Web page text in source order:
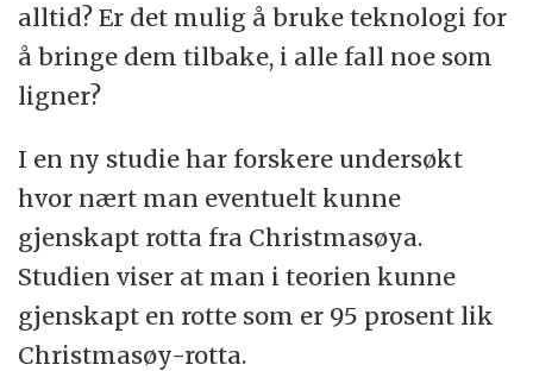
alltid? Er det mulig å bruke teknologi for
å bringe dem tilbake, i alle fall noe som
ligner?
I en ny studie har forskere undersøkt
hvor nært man eventuelt kunne
gjenskapt rotta fra Christmasøya.
Studien viser at man i teorien kunne
gjenskapt en rotte som er 95 prosent lik
Christmasøy-rotta.